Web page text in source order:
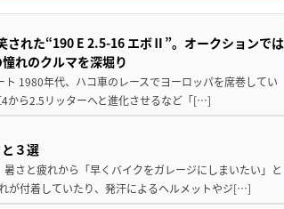
された“190 E 2.5-16 エボⅡ”。オークションでは
れのクルマを深堀り
1980年代、ハコ車のレースでヨーロッパを席巻してい
から2.5リッターへと進化させるなど「[…]
３選
さと疲れから「早くバイクをガレージにしまいたい」と
が付着していたり、発汗によるヘルメットやジ[…]